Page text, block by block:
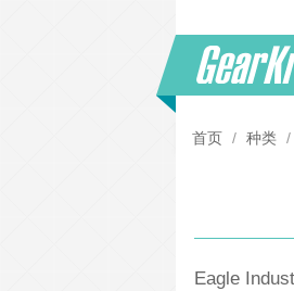
首页 / 种类 /
Eagle